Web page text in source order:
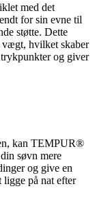
med det
for sin evne til
støtte. Dette
vægt, hvilket skaber
og giver
kan TEMPUR®
søvn mere
og give en
ligge på nat efter